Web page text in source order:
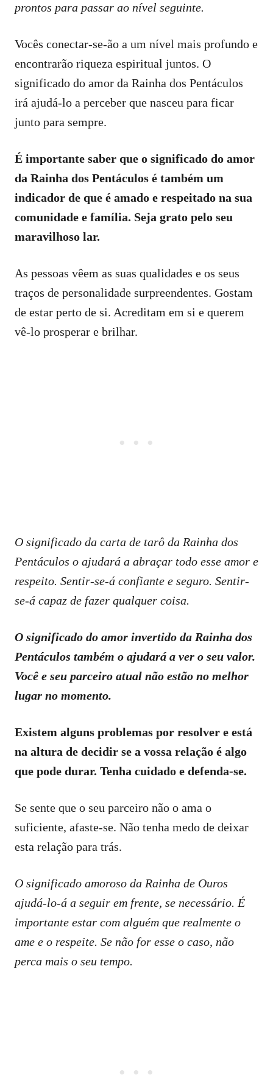
prontos para passar ao nível seguinte.
Vocês conectar-se-ão a um nível mais profundo e
encontrarão riqueza espiritual juntos. O
significado do amor da Rainha dos Pentáculos
irá ajudá-lo a perceber que nasceu para ficar
junto para sempre.
É importante saber que o significado do amor
da Rainha dos Pentáculos é também um
indicador de que é amado e respeitado na sua
comunidade e família. Seja grato pelo seu
maravilhoso lar.
As pessoas vêem as suas qualidades e os seus
traços de personalidade surpreendentes. Gostam
de estar perto de si. Acreditam em si e querem
vê-lo prosperar e brilhar.
O significado da carta de tarô da Rainha dos
Pentáculos o ajudará a abraçar todo esse amor e
respeito. Sentir-se-á confiante e seguro. Sentir-
se-á capaz de fazer qualquer coisa.
O significado do amor invertido da Rainha dos
Pentáculos também o ajudará a ver o seu valor.
Você e seu parceiro atual não estão no melhor
lugar no momento.
Existem alguns problemas por resolver e está
na altura de decidir se a vossa relação é algo
que pode durar. Tenha cuidado e defenda-se.
Se sente que o seu parceiro não o ama o
suficiente, afaste-se. Não tenha medo de deixar
esta relação para trás.
O significado amoroso da Rainha de Ouros
ajudá-lo-á a seguir em frente, se necessário. É
importante estar com alguém que realmente o
ame e o respeite. Se não for esse o caso, não
perca mais o seu tempo.